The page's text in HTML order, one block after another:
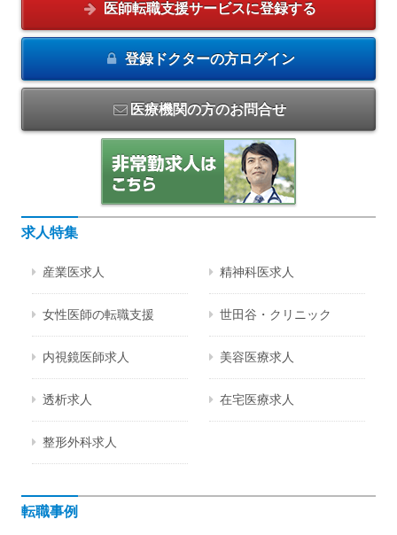
医師転職支援サービスに登録する
登録ドクターの方ログイン
医療機関の方のお問合せ
求人特集
産業医求人 精神科医求人
女性医師の転職支援 世田谷・クリニック
内視鏡医師求人 美容医療求人
透析求人 在宅医療求人
整形外科求人
転職事例